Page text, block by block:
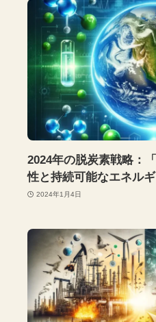
2024年の脱炭素戦略：
性と持続可能なエネル
2024年1月4日